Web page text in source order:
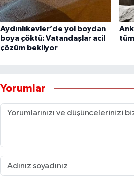
Aydınlıkevler’de yol boydan
boya çöktü: Vatandaşlar acil
çözüm bekliyor
Yorumlar